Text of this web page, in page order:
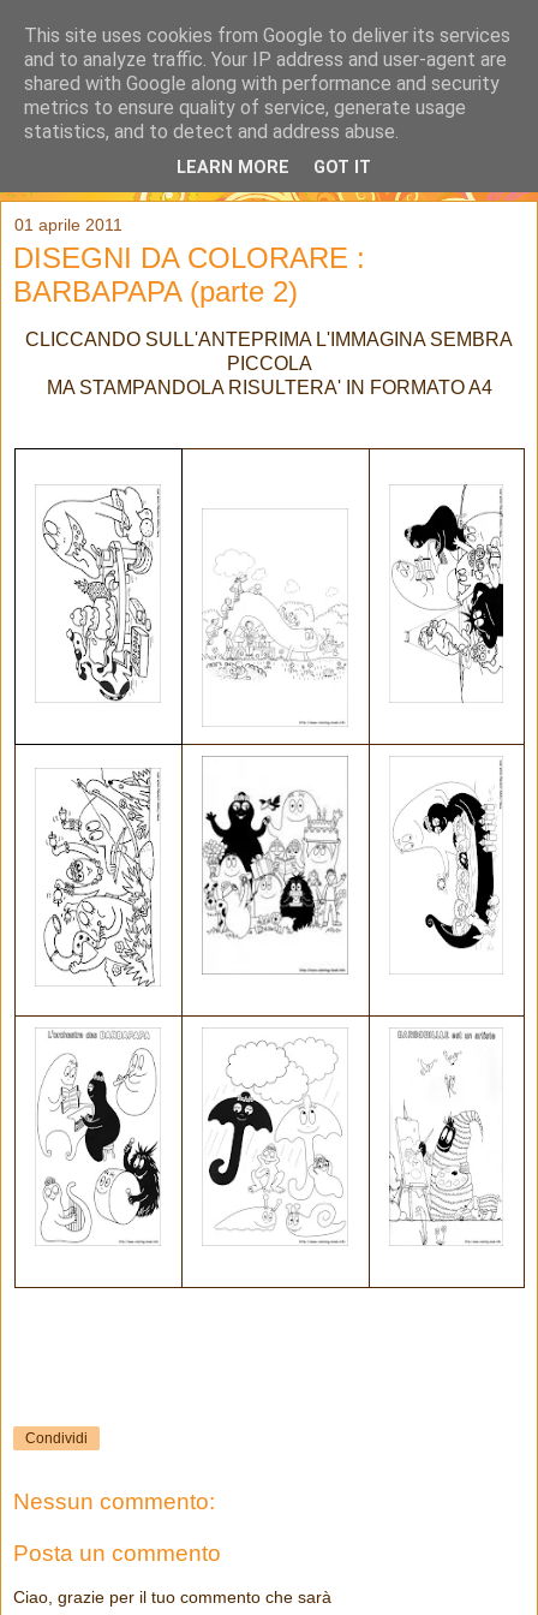
01 aprile 2011
DISEGNI DA COLORARE :
BARBAPAPA (parte 2)
CLICCANDO SULL'ANTEPRIMA L'IMMAGINA SEMBRA
PICCOLA
MA STAMPANDOLA RISULTERA' IN FORMATO A4
Condividi
Nessun commento:
Posta un commento
Ciao, grazie per il tuo commento che sarà
This site uses cookies from Google to deliver its services
and to analyze traffic. Your IP address and user-agent are
shared with Google along with performance and security
metrics to ensure quality of service, generate usage
statistics, and to detect and address abuse.
LEARN MORE GOT IT